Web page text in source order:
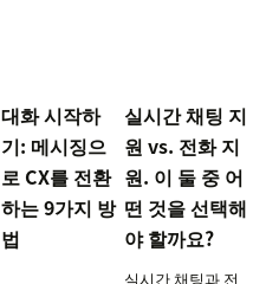
대화 시작하
기: 메시징으
로 CX를 전환
하는 9가지 방
법
실시간 채팅 지
원 vs. 전화 지
원. 이 둘 중 어
떤 것을 선택해
야 할까요?
실시간 채팅과 전